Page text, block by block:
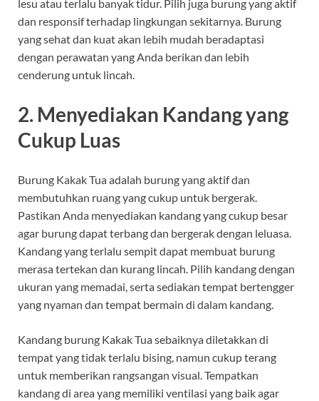
lesu atau terlalu banyak tidur. Pilih juga burung yang aktif
dan responsif terhadap lingkungan sekitarnya. Burung
yang sehat dan kuat akan lebih mudah beradaptasi
dengan perawatan yang Anda berikan dan lebih
cenderung untuk lincah.
2. Menyediakan Kandang yang
Cukup Luas
Burung Kakak Tua adalah burung yang aktif dan
membutuhkan ruang yang cukup untuk bergerak.
Pastikan Anda menyediakan kandang yang cukup besar
agar burung dapat terbang dan bergerak dengan leluasa.
Kandang yang terlalu sempit dapat membuat burung
merasa tertekan dan kurang lincah. Pilih kandang dengan
ukuran yang memadai, serta sediakan tempat bertengger
yang nyaman dan tempat bermain di dalam kandang.
Kandang burung Kakak Tua sebaiknya diletakkan di
tempat yang tidak terlalu bising, namun cukup terang
untuk memberikan rangsangan visual. Tempatkan
kandang di area yang memiliki ventilasi yang baik agar